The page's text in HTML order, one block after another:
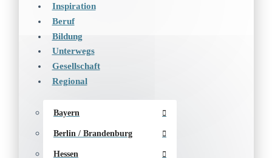
Inspiration
Beruf
Bildung
Unterwegs
Gesellschaft
Regional
Bayern
Berlin / Brandenburg
Hessen